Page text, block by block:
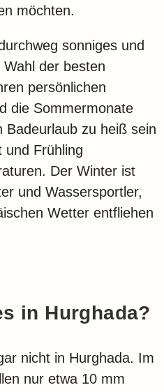
möchten.
sonniges und
der besten
persönlichen
die Sommermonate
Badeurlaub zu heiß sein
und Frühling
Der Winter ist
und Wassersportler,
Wetter entfliehen
in Hurghada?
nicht in Hurghada. Im
nur etwa 10 mm